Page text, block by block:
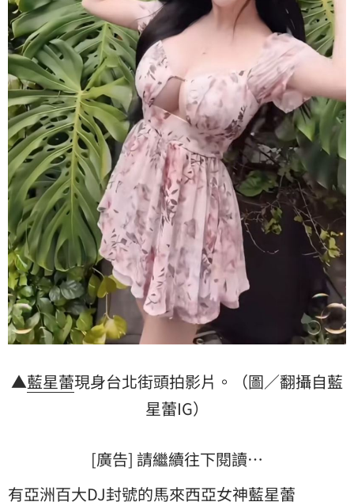
▲藍星蕾現身台北街頭拍影片。（圖／翻攝自藍
星蕾IG）
[廣告] 請繼續往下閱讀…
有亞洲百大DJ封號的馬來西亞女神藍星蕾